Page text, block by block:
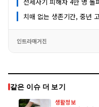
전세사기 피해자 4만 명 돌
치매 없는 생존기간, 중년
인트라매거진
같은 이슈 더 보기
생활정보